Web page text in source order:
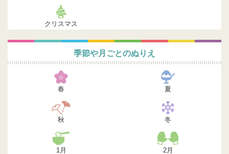
クリスマス
季節や月ごとのぬりえ
春 夏
秋 冬
1月 2月